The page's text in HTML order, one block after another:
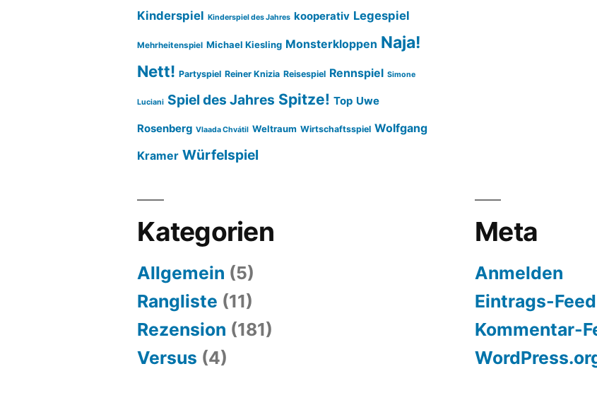
Kinderspiel Kinderspiel des Jahres kooperativ Legespiel
Mehrheitenspiel Michael Kiesling Monsterkloppen Naja!
Nett! Partyspiel Reiner Knizia Reisespiel Rennspiel Simone
Luciani Spiel des Jahres Spitze! Top Uwe
Rosenberg Vlaada Chvátil Weltraum Wirtschaftsspiel Wolfgang
Kramer Würfelspiel
Kategorien
Allgemein (5)
Rangliste (11)
Rezension (181)
Versus (4)
Meta
Anmelden
Eintrags-Feed
Kommentar-